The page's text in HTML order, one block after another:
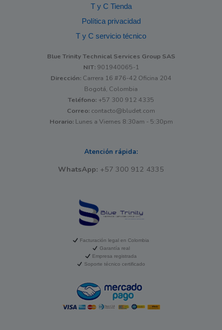
T y C Tienda
Política privacidad
T y C servicio técnico
Blue Trinity Technical Services Group SAS
NIT:901940065-1
Dirección: Carrera 16 #76-42 Oficina 204
Bogotá, Colombia
Teléfono: +57 300 912 4335
Correo: contacto@bludet.com
Horario:Lunes a Viernes 8:30am - 5:30pm
Atención rápida:
WhatsApp: +57 300 912 4335
Facturación legal en Colombia
Garantía real
Empresa registrada
Soporte técnico certificado